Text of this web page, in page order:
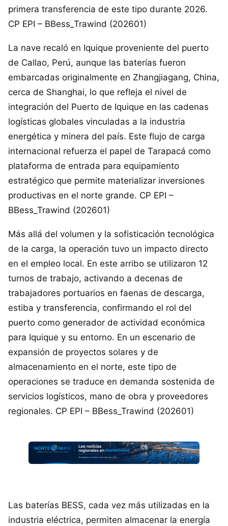
primera transferencia de este tipo durante 2026.
CP EPI – BBess_Trawind (202601)
La nave recaló en Iquique proveniente del puerto
de Callao, Perú, aunque las baterías fueron
embarcadas originalmente en Zhangjiagang, China,
cerca de Shanghai, lo que refleja el nivel de
integración del Puerto de Iquique en las cadenas
logísticas globales vinculadas a la industria
energética y minera del país. Este flujo de carga
internacional refuerza el papel de Tarapacá como
plataforma de entrada para equipamiento
estratégico que permite materializar inversiones
productivas en el norte grande. CP EPI –
BBess_Trawind (202601)
Más allá del volumen y la sofisticación tecnológica
de la carga, la operación tuvo un impacto directo
en el empleo local. En este arribo se utilizaron 12
turnos de trabajo, activando a decenas de
trabajadores portuarios en faenas de descarga,
estiba y transferencia, confirmando el rol del
puerto como generador de actividad económica
para Iquique y su entorno. En un escenario de
expansión de proyectos solares y de
almacenamiento en el norte, este tipo de
operaciones se traduce en demanda sostenida de
servicios logísticos, mano de obra y proveedores
regionales. CP EPI – BBess_Trawind (202601)
Las baterías BESS, cada vez más utilizadas en la
industria eléctrica, permiten almacenar la energía